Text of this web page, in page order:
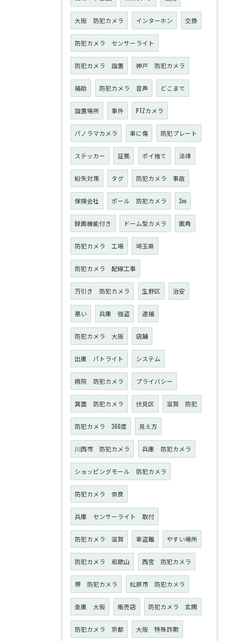
大阪 防犯カメラ インターホン 交換
防犯カメラ センサーライト
防犯カメラ 設置 神戸 防犯カメラ
補助 防犯カメラ 音声 どこまで
設置場所 事件 PTZカメラ
パノラマカメラ 車に傷 防犯プレート
ステッカー 証拠 ポイ捨て 法律
紛失対策 タグ 防犯カメラ 事故
保険会社 ポール 防犯カメラ 3m
録画機能付き ドーム型カメラ 画角
防犯カメラ 工場 埼玉県
防犯カメラ 配線工事
万引き 防犯カメラ 生野区 治安
悪い 兵庫 強盗 逮捕
防犯カメラ 大阪 店舗
出庫 パトライト システム
病院 防犯カメラ プライバシー
箕面 防犯カメラ 伏見区 滋賀 防犯
防犯カメラ 360度 見え方
川西市 防犯カメラ 兵庫 防犯カメラ
ショッピングモール 防犯カメラ
防犯カメラ 奈良
兵庫 センサーライト 取付
防犯カメラ 滋賀 車盗難 やすい場所
防犯カメラ 和歌山 西宮 防犯カメラ
堺 防犯カメラ 松原市 防犯カメラ
金庫 大阪 販売店 防犯カメラ 玄関
防犯カメラ 京都 大阪 特殊詐欺